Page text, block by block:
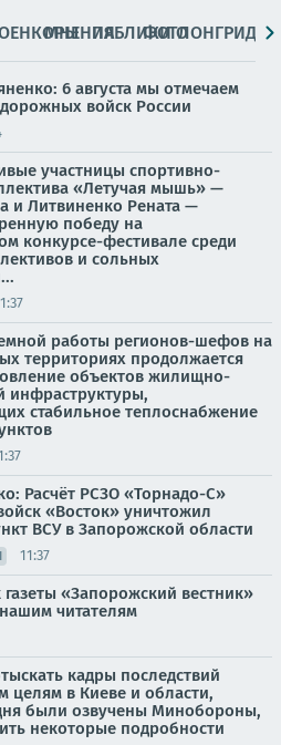
МНЕНИЯПАБЛИКИ
ФОТОЛОНГРИДЫ
6 августа мы отмечаем
войск России
участницы спортивно-
«Летучая мышь» —
и Литвиненко Рената —
победу на
конкурсе-фестивале среди
и сольных
работы регионов-шефов на
территориях продолжается
объектов жилищно-
инфраструктуры,
стабильное теплоснабжение
Расчёт РСЗО «Торнадо-С»
«Восток» уничтожил
ВСУ в Запорожской области
11:37
«Запорожский вестник»
читателям
кадры последствий
целям в Киеве и области,
были озвучены Минобороны,
некоторые подробности